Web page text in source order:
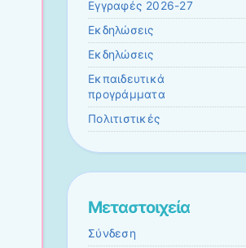
Εγγραφές 2026-27
Εκδηλώσεις
Εκδηλώσεις
Εκπαιδευτικά
προγράμματα
Πολιτιστικές
Μεταστοιχεία
Σύνδεση